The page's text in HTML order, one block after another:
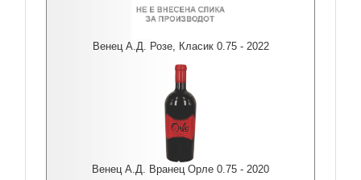
Венец А.Д. Розе, Класик 0.75 - 2022
Венец А.Д. Вранец Орле 0.75 - 2020